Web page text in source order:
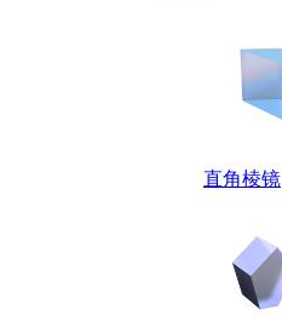
直角棱镜